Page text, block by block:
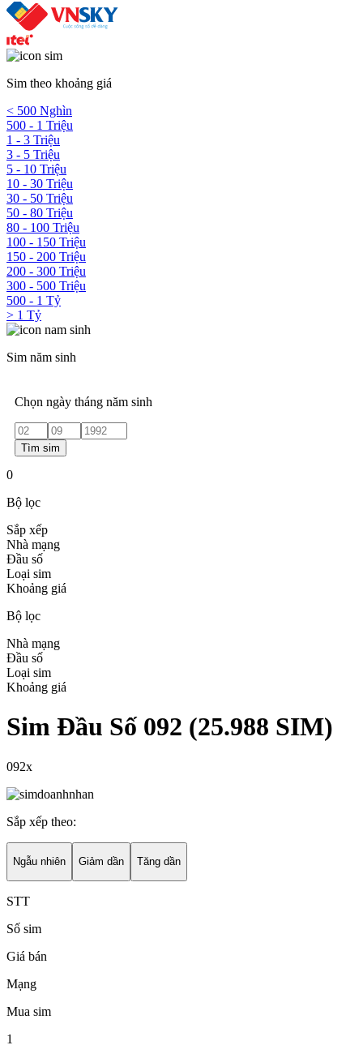
Sim theo khoảng giá
< 500 Nghìn
500 - 1 Triệu
1 - 3 Triệu
3 - 5 Triệu
5 - 10 Triệu
10 - 30 Triệu
30 - 50 Triệu
50 - 80 Triệu
80 - 100 Triệu
100 - 150 Triệu
150 - 200 Triệu
200 - 300 Triệu
300 - 500 Triệu
500 - 1 Tỷ
> 1 Tỷ
Sim năm sinh
Chọn ngày tháng năm sinh
Tìm sim
0
Bộ lọc
Sắp xếp
Nhà mạng
Đầu số
Loại sim
Khoảng giá
Bộ lọc
Nhà mạng
Đầu số
Loại sim
Khoảng giá
Sim Đầu Số 092 (25.988 SIM)
092x
Sắp xếp theo:
Ngẫu nhiên Giảm dần Tăng dần
STT
Số sim
Giá bán
Mạng
Mua sim
1